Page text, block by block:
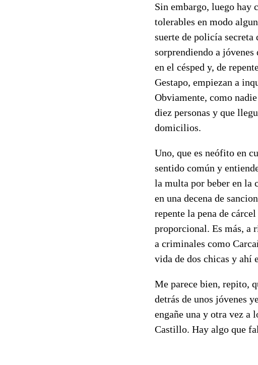
Sin embargo, luego hay
tolerables en modo
suerte de policía secreta
sorprendiendo a jóvenes
en el césped y, de
Gestapo, empiezan a
Obviamente, como
diez personas y que
domicilios.
Uno, que es neófito en
sentido común y
la multa por beber en la
en una decena de
repente la pena de
proporcional. Es más, a
a criminales como
vida de dos chicas y ahí
Me parece bien, repito,
detrás de unos jóvenes
engañe una y otra vez a
Castillo. Hay algo que